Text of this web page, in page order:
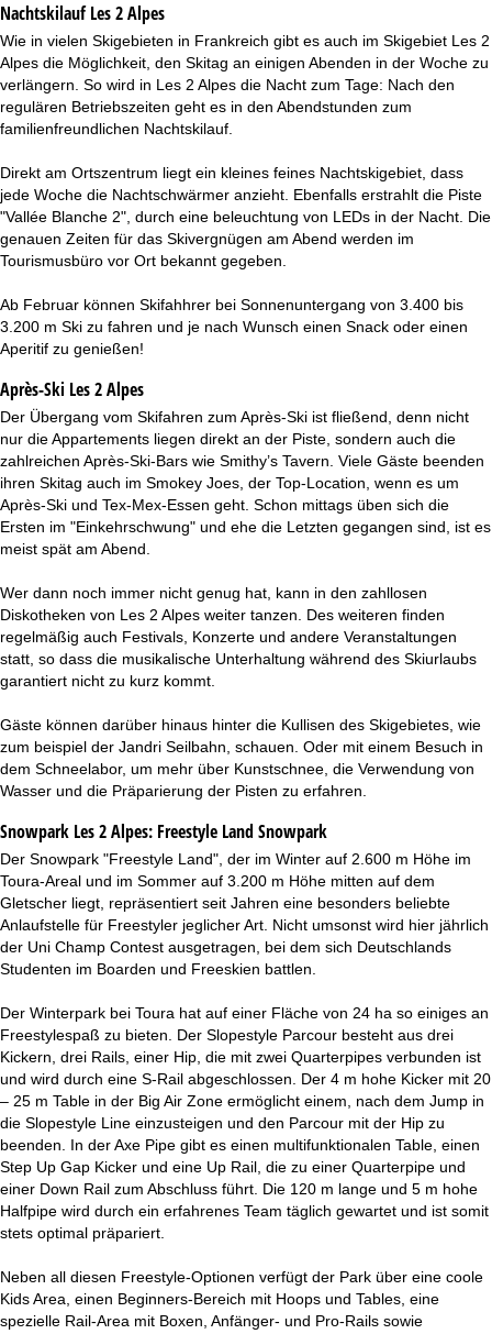
NachtskilaufLes 2 Alpes
Wie in vielen Skigebieten in Frankreich gibt es auch im Skigebiet Les 2
Alpes die Möglichkeit, den Skitag an einigen Abenden in der Woche zu
verlängern. So wird in Les 2 Alpes die Nacht zum Tage: Nach den
regulären Betriebszeiten geht es in den Abendstunden zum
familienfreundlichen Nachtskilauf.
Direkt am Ortszentrum liegt ein kleines feines Nachtskigebiet, dass
jede Woche die Nachtschwärmer anzieht. Ebenfalls erstrahlt die Piste
"Vallée Blanche 2", durch eine beleuchtung von LEDs in der Nacht. Die
genauen Zeiten für das Skivergnügen am Abend werden im
Tourismusbüro vor Ort bekannt gegeben.
Ab Februar können Skifahhrer bei Sonnenuntergang von 3.400 bis
3.200 m Ski zu fahren und je nach Wunsch einen Snack oder einen
Aperitif zu genießen!
Après-Ski Les 2 Alpes
Der Übergang vom Skifahren zum Après-Ski ist fließend, denn nicht
nur die Appartements liegen direkt an der Piste, sondern auch die
zahlreichen Après-Ski-Bars wie Smithy’s Tavern. Viele Gäste beenden
ihren Skitag auch im Smokey Joes, der Top-Location, wenn es um
Après-Ski und Tex-Mex-Essen geht. Schon mittags üben sich die
Ersten im "Einkehrschwung" und ehe die Letzten gegangen sind, ist es
meist spät am Abend.
Wer dann noch immer nicht genug hat, kann in den zahllosen
Diskotheken von Les 2 Alpes weiter tanzen. Des weiteren finden
regelmäßig auch Festivals, Konzerte und andere Veranstaltungen
statt, so dass die musikalische Unterhaltung während des Skiurlaubs
garantiert nicht zu kurz kommt.
Gäste können darüber hinaus hinter die Kullisen des Skigebietes, wie
zum beispiel der Jandri Seilbahn, schauen. Oder mit einem Besuch in
dem Schneelabor, um mehr über Kunstschnee, die Verwendung von
Wasser und die Präparierung der Pisten zu erfahren.
Snowpark Les 2 Alpes: Freestyle Land Snowpark
Der Snowpark "Freestyle Land", der im Winter auf 2.600 m Höhe im
Toura-Areal und im Sommer auf 3.200 m Höhe mitten auf dem
Gletscher liegt, repräsentiert seit Jahren eine besonders beliebte
Anlaufstelle für Freestyler jeglicher Art. Nicht umsonst wird hier jährlich
der Uni Champ Contest ausgetragen, bei dem sich Deutschlands
Studenten im Boarden und Freeskien battlen.
Der Winterpark bei Toura hat auf einer Fläche von 24 ha so einiges an
Freestylespaß zu bieten. Der Slopestyle Parcour besteht aus drei
Kickern, drei Rails, einer Hip, die mit zwei Quarterpipes verbunden ist
und wird durch eine S-Rail abgeschlossen. Der 4 m hohe Kicker mit 20
– 25 m Table in der Big Air Zone ermöglicht einem, nach dem Jump in
die Slopestyle Line einzusteigen und den Parcour mit der Hip zu
beenden. In der Axe Pipe gibt es einen multifunktionalen Table, einen
Step Up Gap Kicker und eine Up Rail, die zu einer Quarterpipe und
einer Down Rail zum Abschluss führt. Die 120 m lange und 5 m hohe
Halfpipe wird durch ein erfahrenes Team täglich gewartet und ist somit
stets optimal präpariert.
Neben all diesen Freestyle-Optionen verfügt der Park über eine coole
Kids Area, einen Beginners-Bereich mit Hoops und Tables, eine
spezielle Rail-Area mit Boxen, Anfänger- und Pro-Rails sowie